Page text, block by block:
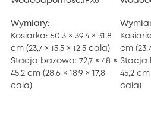
Wymiary:
Kosiarka: 60,3 × 39,4 × 31,8
cm (23,7 × 15,5 × 12,5 cala)
Stacja bazowa: 72,7 × 48 ×
45,2 cm (28,6 × 18,9 × 17,8
cala)
cm
Stacja
45,2 cm
cala)